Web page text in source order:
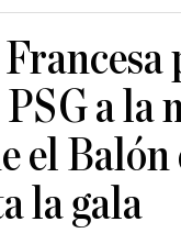
a la
el Balón
la gala